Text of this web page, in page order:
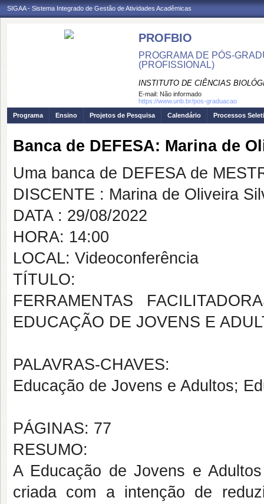
SIGAA - Sistema Integrado de Gestão de Atividades Acadêmicas
PROFBIO
PROGRAMA DE PÓS-
(PROFISSIONAL)
INSTITUTO DE CIÊNCIAS
E-mail: Não informado
https://www.unb.br/pos-graduacao
Programa
Ensino Projetos de Pesquisa Calendário Processos
Banca de DEFESA: Marina de
Uma banca de DEFESA de
DISCENTE : Marina de Oliveira
DATA : 29/08/2022
HORA: 14:00
LOCAL: Videoconferência
TÍTULO:
FERRAMENTAS
EDUCAÇÃO DE JOVENS E
PALAVRAS-CHAVES:
Educação de Jovens e Adultos;
PÁGINAS: 77
RESUMO:
A Educação de Jovens e
criada com a intenção de